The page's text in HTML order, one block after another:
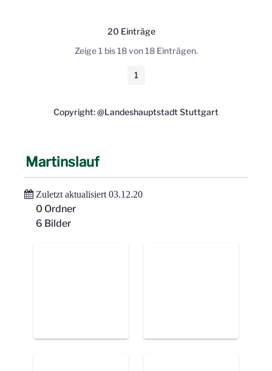
20 Einträge
Pro Seite
Zeige 1 bis 18 von 18 Einträgen.
Seite
1
Copyright: @Landeshauptstadt Stuttgart
Martinslauf
Zuletzt aktualisiert 03.12.20
0 Ordner
6 Bilder